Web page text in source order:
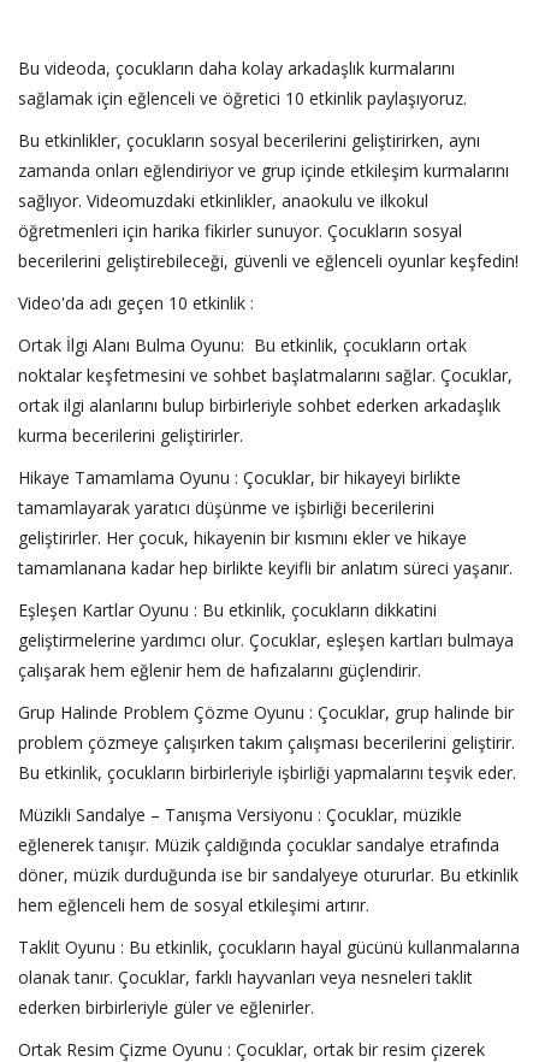
Bu videoda, çocukların daha kolay arkadaşlık kurmalarını
sağlamak için eğlenceli ve öğretici 10 etkinlik paylaşıyoruz.
Bu etkinlikler, çocukların sosyal becerilerini geliştirirken, aynı
zamanda onları eğlendiriyor ve grup içinde etkileşim kurmalarını
sağlıyor. Videomuzdaki etkinlikler, anaokulu ve ilkokul
öğretmenleri için harika fikirler sunuyor. Çocukların sosyal
becerilerini geliştirebileceği, güvenli ve eğlenceli oyunlar keşfedin!
Video'da adı geçen 10 etkinlik :
Ortak İlgi Alanı Bulma Oyunu: Bu etkinlik, çocukların ortak
noktalar keşfetmesini ve sohbet başlatmalarını sağlar. Çocuklar,
ortak ilgi alanlarını bulup birbirleriyle sohbet ederken arkadaşlık
kurma becerilerini geliştirirler.
Hikaye Tamamlama Oyunu : Çocuklar, bir hikayeyi birlikte
tamamlayarak yaratıcı düşünme ve işbirliği becerilerini
geliştirirler. Her çocuk, hikayenin bir kısmını ekler ve hikaye
tamamlanana kadar hep birlikte keyifli bir anlatım süreci yaşanır.
Eşleşen Kartlar Oyunu : Bu etkinlik, çocukların dikkatini
geliştirmelerine yardımcı olur. Çocuklar, eşleşen kartları bulmaya
çalışarak hem eğlenir hem de hafızalarını güçlendirir.
Grup Halinde Problem Çözme Oyunu : Çocuklar, grup halinde bir
problem çözmeye çalışırken takım çalışması becerilerini geliştirir.
Bu etkinlik, çocukların birbirleriyle işbirliği yapmalarını teşvik eder.
Müzikli Sandalye – Tanışma Versiyonu : Çocuklar, müzikle
eğlenerek tanışır. Müzik çaldığında çocuklar sandalye etrafında
döner, müzik durduğunda ise bir sandalyeye otururlar. Bu etkinlik
hem eğlenceli hem de sosyal etkileşimi artırır.
Taklit Oyunu : Bu etkinlik, çocukların hayal gücünü kullanmalarına
olanak tanır. Çocuklar, farklı hayvanları veya nesneleri taklit
ederken birbirleriyle güler ve eğlenirler.
Ortak Resim Çizme Oyunu : Çocuklar, ortak bir resim çizerek